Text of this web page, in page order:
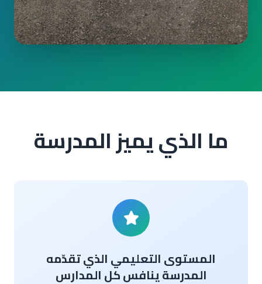
ما الذي يميز المدرسة
المستوى التعليمي الذي تقدّمه
المدرسة ينافس كل المدارس